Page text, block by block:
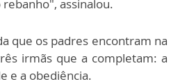
assinalou.
que os padres encontram na
irmãs que a completam: a
e a obediência.